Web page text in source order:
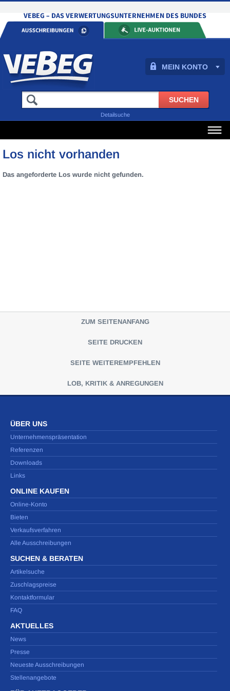
MEIN KONTO
Detailsuche
Los nicht vorhanden
Das angeforderte Los wurde nicht gefunden.
ZUM SEITENANFANG
SEITE DRUCKEN
SEITE WEITEREMPFEHLEN
LOB, KRITIK & ANREGUNGEN
ÜBER UNS
Unternehmenspräsentation
Referenzen
Downloads
Links
ONLINE KAUFEN
Online-Konto
Bieten
Verkaufsverfahren
Alle Ausschreibungen
SUCHEN & BERATEN
Artikelsuche
Zuschlagspreise
Kontaktformular
FAQ
AKTUELLES
News
Presse
Neueste Ausschreibungen
Stellenangebote